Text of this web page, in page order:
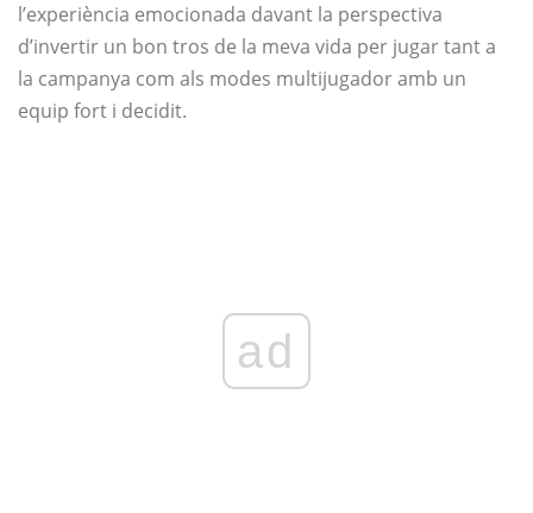
l’experiència emocionada davant la perspectiva
d’invertir un bon tros de la meva vida per jugar tant a
la campanya com als modes multijugador amb un
equip fort i decidit.
ad